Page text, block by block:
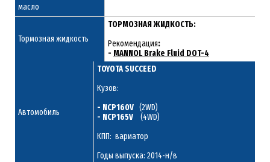
масло
Тормозная жидкость
ТОРМОЗНАЯ ЖИДКОСТЬ:
Рекомендация:
- MANNOL Brake Fluid DOT-4
Автомобиль
TOYOTA SUCCEED
Кузов:
- NCP160V (2WD)
- NCP165V
(4WD)
КПП: вариатор
Годы выпуска: 2014-н/в